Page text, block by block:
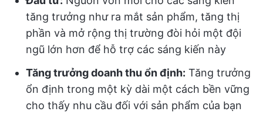
tăng trưởng như ra mắt sản phẩm, tăng thị
phần và mở rộng thị trường đòi hỏi một đội
ngũ lớn hơn để hỗ trợ các sáng kiến này
Tăng trưởng doanh thu ổn định: Tăng trưởng
ổn định trong một kỳ dài một cách bền vững
cho thấy nhu cầu đối với sản phẩm của bạn